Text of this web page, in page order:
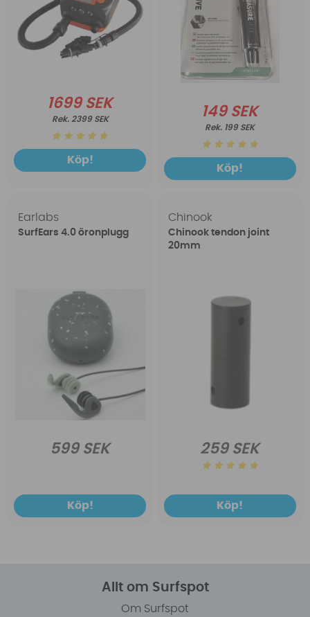
1699 SEK
2399 SEK
Köp!
149 SEK
199 SEK
Köp!
Earlabs
SurfEars 4.0 öronplugg
599 SEK
Köp!
Chinook
Chinook tendon joint
20mm
259 SEK
Köp!
Allt om Surfspot
Om Surfspot